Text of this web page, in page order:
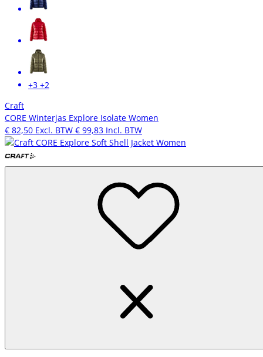
+3 +2
Craft
CORE Winterjas Explore Isolate Women
€ 82,50 Excl. BTW € 99,83 Incl. BTW